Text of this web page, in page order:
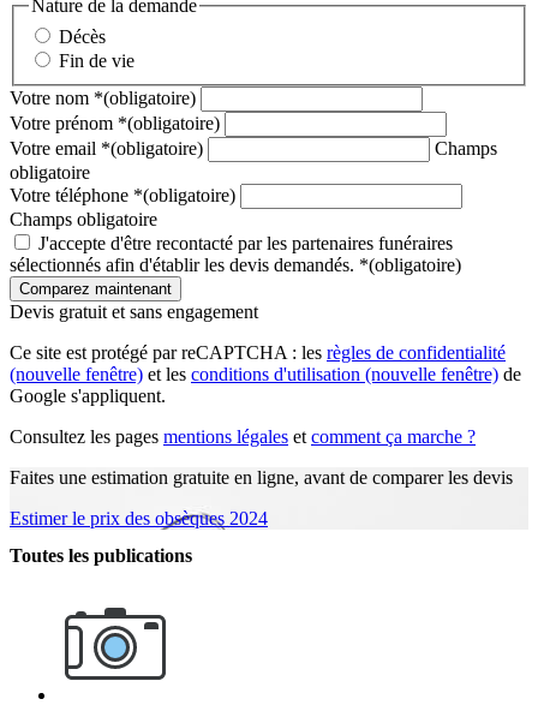
Nature de la demande
Décès
Fin de vie
Votre nom *(obligatoire)
Votre prénom *(obligatoire)
Votre email *(obligatoire)
Champs
obligatoire
Votre téléphone *(obligatoire)
Champs obligatoire
J'accepte d'être recontacté par les partenaires funéraires
sélectionnés afin d'établir les devis demandés. *(obligatoire)
Devis gratuit et sans engagement
Ce site est protégé par reCAPTCHA : les règles de confidentialité
(nouvelle fenêtre) et les conditions d'utilisation (nouvelle fenêtre) de
Google s'appliquent.
Consultez les pages mentions légales et comment ça marche ?
Faites une estimation gratuite en ligne, avant de comparer les devis
Estimer le prix des obsèques 2024
Toutes les publications